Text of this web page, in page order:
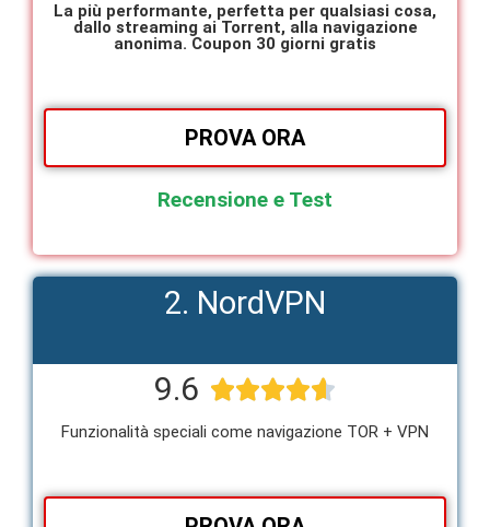
La più performante, perfetta per qualsiasi cosa,
dallo streaming ai Torrent, alla navigazione
anonima. Coupon 30 giorni gratis
PROVA ORA
Recensione e Test
2. NordVPN
9.6 
Funzionalità speciali come navigazione TOR + VPN